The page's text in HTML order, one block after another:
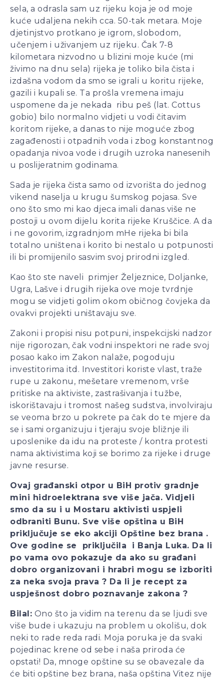
sela, a odrasla sam uz rijeku koja je od moje
kuće udaljena nekih cca. 50-tak metara. Moje
djetinjstvo protkano je igrom, slobodom,
učenjem i uživanjem uz rijeku. Čak 7-8
kilometara nizvodno u blizini moje kuće (mi
živimo na dnu sela) rijeka je toliko bila čista i
izdašna vodom da smo se igrali u koritu rijeke,
gazili i kupali se. Ta prošla vremena imaju
uspomene da je nekada ribu peš (lat. Cottus
gobio) bilo normalno vidjeti u vodi čitavim
koritom rijeke, a danas to nije moguće zbog
zagađenosti i otpadnih voda i zbog konstantnog
opadanja nivoa vode i drugih uzroka nanesenih
u poslijeratnim godinama.
Sada je rijeka čista samo od izvorišta do jednog
vikend naselja u krugu šumskog pojasa. Sve
ono što smo mi kao djeca imali danas više ne
postoji u ovom dijelu korita rijeke Kruščice. A da
i ne govorim, izgradnjom mHe rijeka bi bila
totalno uništena i korito bi nestalo u potpunosti
ili bi promijenilo sasvim svoj prirodni izgled.
Kao što ste naveli primjer Željeznice, Doljanke,
Ugra, Lašve i drugih rijeka ove moje tvrdnje
mogu se vidjeti golim okom običnog čovjeka da
ovakvi projekti uništavaju sve.
Zakoni i propisi nisu potpuni, inspekcijski nadzor
nije rigorozan, čak vodni inspektori ne rade svoj
posao kako im Zakon nalaže, pogoduju
investitorima itd. Investitori koriste vlast, traže
rupe u zakonu, mešetare vremenom, vrše
pritiske na aktiviste, zastrašivanja i tužbe,
iskorištavaju i tromost našeg sudstva, involviraju
se veoma brzo u pokrete pa čak do te mjere da
se i sami organizuju i tjeraju svoje bližnje ili
uposlenike da idu na proteste / kontra protesti
nama aktivistima koji se borimo za rijeke i druge
javne resurse.
Ovaj građanski otpor u BiH protiv gradnje
mini hidroelektrana sve više jača. Vidjeli
smo da su i u Mostaru aktivisti uspjeli
odbraniti Bunu. Sve više opština u BiH
priključuje se eko akciji Opštine bez brana .
Ove godine se priključila i Banja Luka. Da li
po vama ovo pokazuje da ako su građani
dobro organizovani i hrabri mogu se izboriti
za neka svoja prava ? Da li je recept za
uspješnost dobro poznavanje zakona ?
Bilal: Ono što ja vidim na terenu da se ljudi sve
više bude i ukazuju na problem u okolišu, dok
neki to rade reda radi. Moja poruka je da svaki
pojedinac krene od sebe i naša priroda će
opstati! Da, mnoge opštine su se obavezale da
će biti opštine bez brana, naša opština Vitez nije